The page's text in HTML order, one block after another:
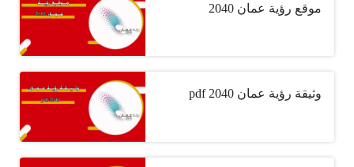
موقع رؤية عمان 2040
وثيقة رؤية عمان 2040 pdf